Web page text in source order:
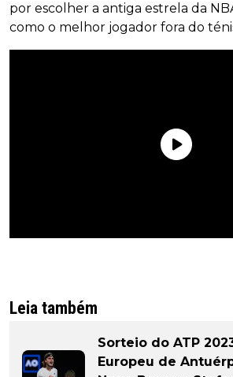
por escolher a antiga estrela da
como o melhor jogador fora do
Leia também
Sorteio do ATP
Europeu de